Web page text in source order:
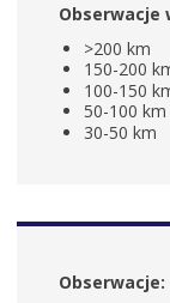
Obserwacje
>200 km
150-200
100-150
50-100 km
30-50 km
Obserwacje: